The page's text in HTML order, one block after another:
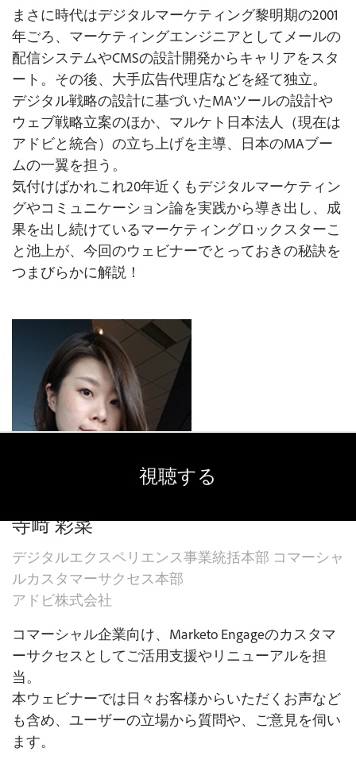
視聴する
まさに時代はデジタルマーケティング黎明期の2001
年ごろ、マーケティングエンジニアとしてメールの
配信システムやCMSの設計開発からキャリアをスタ
ート。その後、大手広告代理店などを経て独立。
デジタル戦略の設計に基づいたMAツールの設計や
ウェブ戦略立案のほか、マルケト日本法人（現在は
アドビと統合）の立ち上げを主導、日本のMAブー
ムの一翼を担う。
気付けばかれこれ20年近くもデジタルマーケティン
グやコミュニケーション論を実践から導き出し、成
果を出し続けているマーケティングロックスターこ
と池上が、今回のウェビナーでとっておきの秘訣を
つまびらかに解説！
寺﨑 彩菜
デジタルエクスペリエンス事業統括本部 コマーシャ
ルカスタマーサクセス本部
アドビ株式会社
コマーシャル企業向け、Marketo Engageのカスタマ
ーサクセスとしてご活用支援やリニューアルを担
当。
本ウェビナーでは日々お客様からいただくお声など
も含め、ユーザーの立場から質問や、ご意見を伺い
ます。